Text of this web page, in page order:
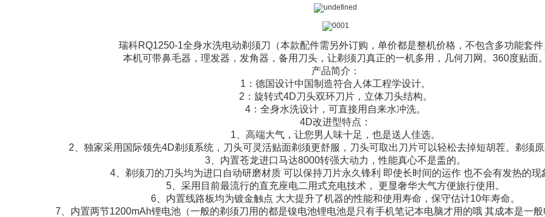
瑞科RQ1250-1全身水洗电动剃须刀（本款配件需另外订购，单价都是整机价格，不包含多功能套件
本机可带鼻毛器，理发器，发角器，备用刀头，让剃须刀真正的一机多用，几何刀网。360度贴面。
产品简介：
1：德国设计中国制造符合人体工程学设计。
2：旋转式4D刀头双环刀片，立体刀头结构。
4：全身水洗设计，可直接用自来水冲洗。
4D改进型特点：
1、高端大气，让您男人味十足，也是送人佳选。
2、独家采用国际领先4D剃须系统，刀头可灵活贴面剃须更舒服，刀头可取出刀片可以轻松去掉短胡茬。剃须原
3、内置苍龙进口马达8000转强大动力，性能真心不是盖的。
4、剃须刀的刀头均为进口自动研磨材质 可以保持刀片永久锋利 即使长时间的运作 也不会有发热的现
5、采用目前最流行的直充座电二用式充电技术， 更显奢华大气方便旅行使用。
6、内置线路板均为镀金触点 大大提升了机器的性能和使用寿命，保守估计10年寿命。
7、内置两节1200mAh锂电池（一般的剃须刀用的都是镍电池锂电池是只有手机笔记本电脑才用的哦 其成本是一般